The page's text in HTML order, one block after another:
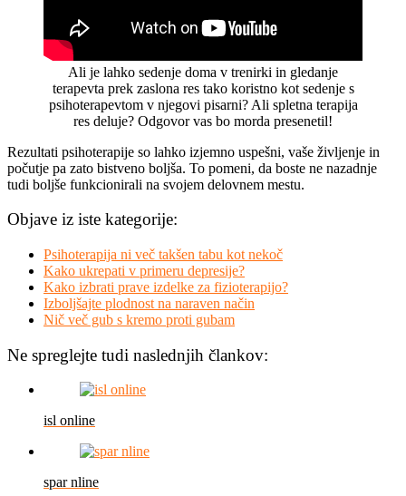
Ali je lahko sedenje doma v trenirki in gledanje
terapevta prek zaslona res tako koristno kot sedenje s
psihoterapevtom v njegovi pisarni? Ali spletna terapija
res deluje? Odgovor vas bo morda presenetil!
Rezultati psihoterapije so lahko izjemno uspešni, vaše življenje in
počutje pa zato bistveno boljša. To pomeni, da boste ne nazadnje
tudi boljše funkcionirali na svojem delovnem mestu.
Objave iz iste kategorije:
Psihoterapija ni več takšen tabu kot nekoč
Kako ukrepati v primeru depresije?
Kako izbrati prave izdelke za fizioterapijo?
Izboljšajte plodnost na naraven način
Nič več gub s kremo proti gubam
Ne spreglejte tudi naslednjih člankov:
isl online
spar nline